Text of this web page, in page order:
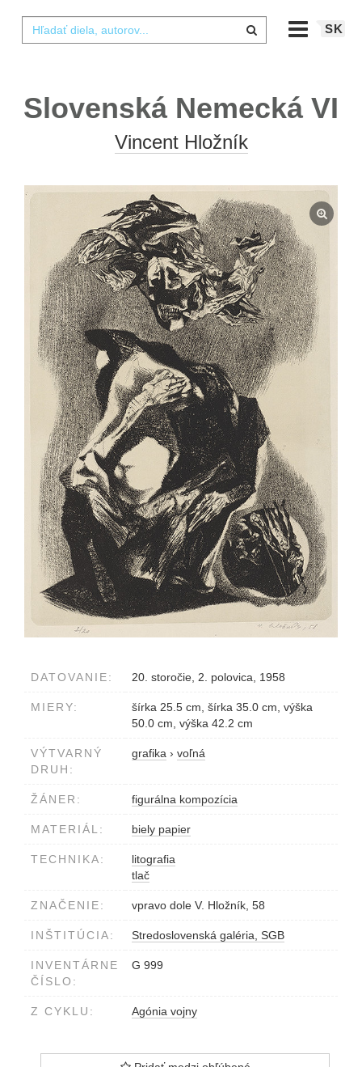
SK
Slovenská Nemecká VI
Vincent Hložník
DATOVANIE: 20. storočie, 2. polovica, 1958
MIERY:
šírka 25.5 cm, šírka 35.0 cm, výška
50.0 cm, výška 42.2 cm
VÝTVARNÝ
DRUH:
grafika › voľná
ŽÁNER: figurálna kompozícia
MATERIÁL: biely papier
TECHNIKA:
litografia
tlač
ZNAČENIE: vpravo dole V. Hložník, 58
INŠTITÚCIA: Stredoslovenská galéria, SGB
INVENTÁRNE
ČÍSLO:
G 999
Z CYKLU: Agónia vojny